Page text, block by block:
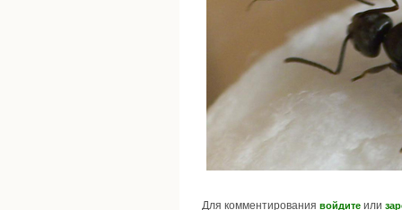
Для комментирования войдите или